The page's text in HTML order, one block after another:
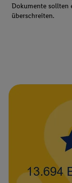
Dokumente sollten
überschreiten.